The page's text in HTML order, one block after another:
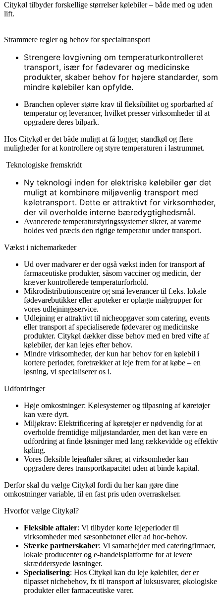
Citykøl tilbyder forskellige størrelser kølebiler – både med og uden
lift.
Strammere regler og behov for specialtransport
Strengere lovgivning om temperaturkontrolleret
transport, især for fødevarer og medicinske
produkter, skaber behov for højere standarder, som
mindre kølebiler kan opfylde.
Branchen oplever større krav til fleksibilitet og sporbarhed af
temperatur og leverancer, hvilket presser virksomheder til at
opgradere deres bilpark.
Hos Citykøl er det både muligt at få logger, standkøl og flere
muligheder for at kontrollere og styre temperaturen i lastrummet.
Teknologiske fremskridt
Ny teknologi inden for elektriske kølebiler gør det
muligt at kombinere miljøvenlig transport med
køletransport. Dette er attraktivt for virksomheder,
der vil overholde interne bæredygtighedsmål.
Avancerede temperaturstyringssystemer sikrer, at varerne
holdes ved præcis den rigtige temperatur under transport.
Vækst i nichemarkeder
Ud over madvarer er der også vækst inden for transport af
farmaceutiske produkter, såsom vacciner og medicin, der
kræver kontrollerede temperaturforhold.
Mikrodistributionscentre og små leverancer til f.eks. lokale
fødevarebutikker eller apoteker er oplagte målgrupper for
vores udlejningsservice.
Udlejning er attraktivt til nicheopgaver som catering, events
eller transport af specialiserede fødevarer og medicinske
produkter. Citykøl dækker disse behov med en bred vifte af
kølebiler, der kan lejes efter behov.
Mindre virksomheder, der kun har behov for en kølebil i
kortere perioder, foretrækker at leje frem for at købe – en
løsning, vi specialiserer os i.
Udfordringer
Høje omkostninger: Kølesystemer og tilpasning af køretøjer
kan være dyrt.
Miljøkrav: Elektrificering af køretøjer er nødvendig for at
overholde fremtidige miljøstandarder, men det kan være en
udfordring at finde løsninger med lang rækkevidde og effektiv
køling.
Vores fleksible lejeaftaler sikrer, at virksomheder kan
opgradere deres transportkapacitet uden at binde kapital.
Derfor skal du vælge Citykøl fordi du her kan gøre dine
omkostninger variable, til en fast pris uden overraskelser.
Hvorfor vælge Citykøl?
Fleksible aftaler: Vi tilbyder korte lejeperioder til
virksomheder med sæsonbetonet eller ad hoc-behov.
Stærke partnerskaber: Vi samarbejder med cateringfirmaer,
lokale producenter og e-handelsplatforme for at levere
skræddersyede løsninger.
Specialisering: Hos Citykøl kan du leje kølebiler, der er
tilpasset nichebehov, fx til transport af luksusvarer, økologiske
produkter eller farmaceutiske varer.